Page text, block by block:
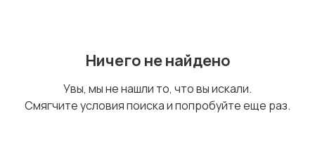
Ничего не найдено
Увы, мы не нашли то, что вы искали.
Смягчите условия поиска и попробуйте еще раз.